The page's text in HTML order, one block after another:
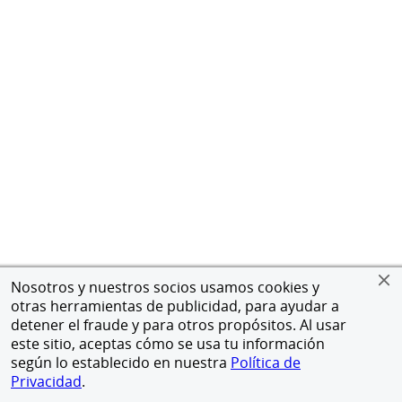
Nosotros y nuestros socios usamos cookies y
otras herramientas de publicidad, para ayudar a
detener el fraude y para otros propósitos. Al usar
este sitio, aceptas cómo se usa tu información
según lo establecido en nuestra Política de
Privacidad.